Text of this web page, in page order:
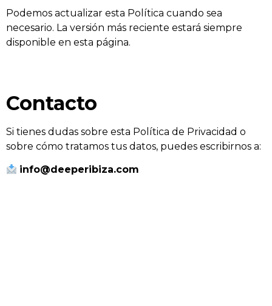
Podemos actualizar esta Política cuando sea
necesario. La versión más reciente estará siempre
disponible en esta página.
Contacto
Si tienes dudas sobre esta Política de Privacidad o
sobre cómo tratamos tus datos, puedes escribirnos a:
info@deeperibiza.com